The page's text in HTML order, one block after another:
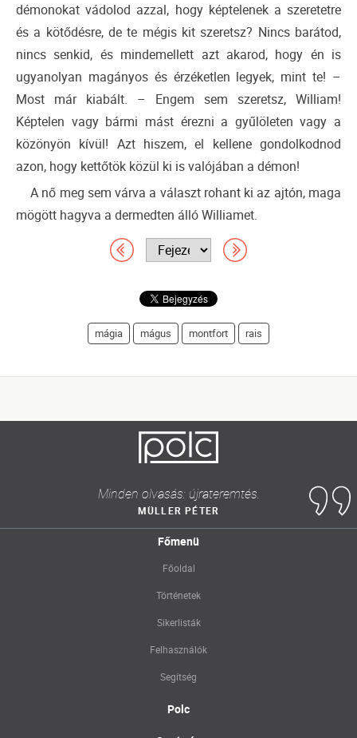
démonokat vádolod azzal, hogy képtelenek a szeretetre
és a kötődésre, de te mégis kit szeretsz? Nincs barátod,
nincs senkid, és mindemellett azt akarod, hogy én is
ugyanolyan magányos és érzéketlen legyek, mint te! –
Most már kiabált. – Engem sem szeretsz, William!
Képtelen vagy bármi mást érezni a gyűlöleten vagy a
közönyön kívül! Azt hiszem, el kellene gondolkodnod
azon, hogy kettőtök közül ki is valójában a démon!
A nő meg sem várva a választ rohant ki az ajtón, maga
mögött hagyva a dermedten álló Williamet.
mágia mágus montfort rais
Minden olvasás: újrateremtés.
MÜLLER PÉTER
Főmenü
Főoldal
Történetek
Sikerlisták
Felhasználók
Segítség
Polc